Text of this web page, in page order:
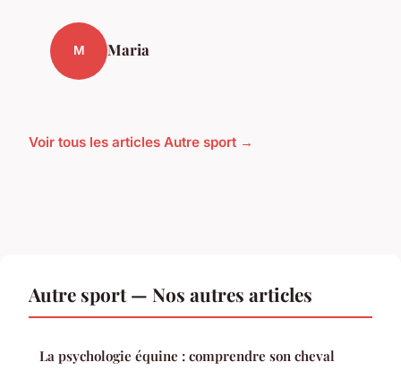
M Maria
Voir tous les articles Autre sport →
Autre sport — Nos autres articles
La psychologie équine : comprendre son cheval